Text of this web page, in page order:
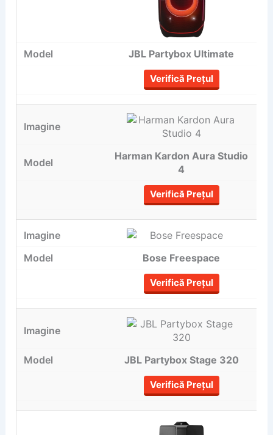
JBL Partybox Ultimate
Verifică Prețul
Harman Kardon Aura Studio
4
Verifică Prețul
Bose Freespace
Verifică Prețul
JBL Partybox Stage 320
Verifică Prețul